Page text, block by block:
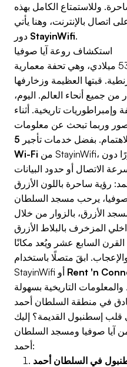
وللاستمتاع الكامل بهذه
اتصال بالإنترنت، وهنا يأتي
StayinWifi.
استكشاف روعة آيا صوفيا
بُنيت آيا صوفيا في عام 537 ميلادي، وهي تحفة معمارية
قبتها العظيمة وزخارفها
من جميع أنحاء العالم. اليوم،
تاريخية. أثناء
وربما تبحث عن معلومات
بفضل خدمات تأجير 5G hotspot
Wi-Fi
رؤية ساحرة باللون الأزرق
يرحب مسجد السلطان
الأزرق، بالزوار من خلال
المزخرف بالبلاط الأزرق
السابع عشر ويُعد مكانًا
ابقَ متصلًا باستخدام
Rent 'n
في منطقة السلطان أحمد
إسطنبول القديمة؟ إليك
من آيا صوفيا ومسجد السلطان
أحمد:
في السلطان أحمد